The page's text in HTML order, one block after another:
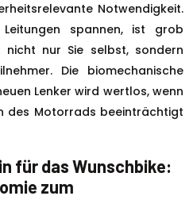
Notwendigkeit.
spannen, ist grob
nur Sie selbst, sondern
Die biomechanische
Lenker wird wertlos, wenn
des Motorrads beeinträchtigt
für das Wunschbike:
zum